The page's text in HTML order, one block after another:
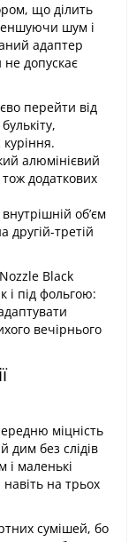
що ділить
шум і
адаптер
не допускає
перейти від
алюмінієвий
додаткових
об’єм
другій-третій
Black
і під фольгою:
вечірнього
міцність
дим без слідів
і маленькі
на трьох
сумішей, бо